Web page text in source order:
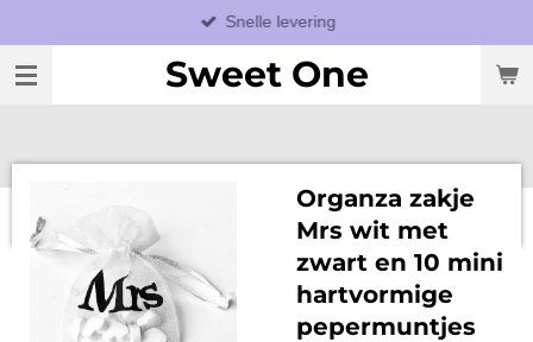
direct
naar
Sweet One
Snelle levering
Organza zakje
Mrs wit met
zwart en 10 mini
hartvormige
pepermuntjes